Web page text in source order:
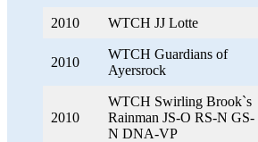
2010 WTCH JJ Lotte
2010
WTCH Guardians of
Ayersrock
2010
WTCH Swirling Brook`s
Rainman JS-O RS-N GS-
N DNA-VP